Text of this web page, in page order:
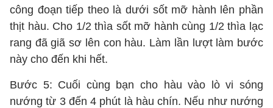
công đoạn tiếp theo là dưới sốt mỡ hành lên phần
thịt hàu. Cho 1/2 thìa sốt mỡ hành cùng 1/2 thìa lạc
rang đã giã sơ lên con hàu. Làm lần lượt làm bước
này cho đến khi hết.
Bước 5: Cuối cùng bạn cho hàu vào lò vi sóng
nướng từ 3 đến 4 phút là hàu chín. Nếu như nướng